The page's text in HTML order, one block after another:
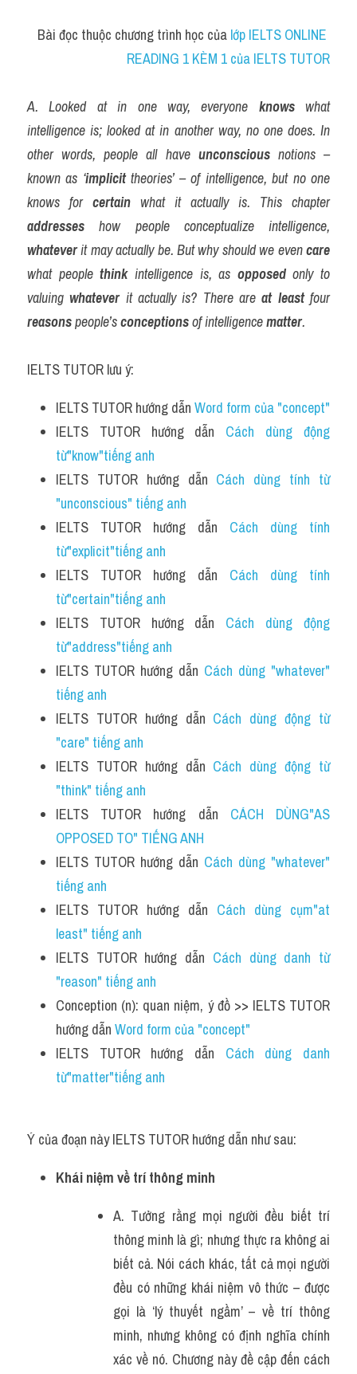
Bài đọc thuộc chương trình học của lớp IELTS ONLINE
READING 1 KÈM 1 của IELTS TUTOR
A. Looked at in one way, everyone knows what
intelligence is; looked at in another way, no one does. In
other words, people all have unconscious notions –
known as ‘implicit theories’ – of intelligence, but no one
knows for certain
what it actually is. This chapter
addresses
whatever it may actually be. But why should we even care
what people think intelligence is, as opposed only to
valuing whatever it actually is? There are at least
four
reasons people’s conceptions of intelligence matter.
IELTS TUTOR lưu ý:
IELTS TUTOR hướng dẫn Word form của "concept"
IELTS TUTOR hướng dẫn Cách dùng động
từ"know"tiếng anh
IELTS TUTOR hướng dẫn Cách dùng tính từ
"unconscious" tiếng anh
IELTS TUTOR hướng dẫn Cách dùng tính
từ"explicit"tiếng anh
IELTS TUTOR hướng dẫn Cách dùng tính
từ"certain"tiếng anh
IELTS TUTOR hướng dẫn Cách dùng động
từ"address"tiếng anh
IELTS TUTOR hướng dẫn Cách dùng "whatever"
tiếng anh
IELTS TUTOR hướng dẫn Cách dùng động từ
"care" tiếng anh
IELTS TUTOR hướng dẫn Cách dùng động từ
"think" tiếng anh
IELTS TUTOR hướng dẫn CÁCH DÙNG"AS
OPPOSED TO" TIẾNG ANH
IELTS TUTOR hướng dẫn Cách dùng "whatever"
tiếng anh
IELTS TUTOR hướng dẫn Cách dùng cụm"at
least" tiếng anh
IELTS TUTOR hướng dẫn Cách dùng danh từ
"reason" tiếng anh
Conception (n): quan niệm, ý đồ >> IELTS TUTOR
hướng dẫn Word form của "concept"
IELTS TUTOR hướng dẫn Cách dùng danh
từ"matter"tiếng anh
Ý của đoạn này IELTS TUTOR hướng dẫn như sau:
Khái niệm về trí thông minh
A. Tưởng rằng mọi người đều biết trí
thông minh là gì; nhưng thực ra không ai
biết cả. Nói cách khác, tất cả mọi người
đều có những khái niệm vô thức – được
gọi là ‘lý thuyết ngầm’ – về trí thông
minh, nhưng không có định nghĩa chính
xác về nó. Chương này đề cập đến cách